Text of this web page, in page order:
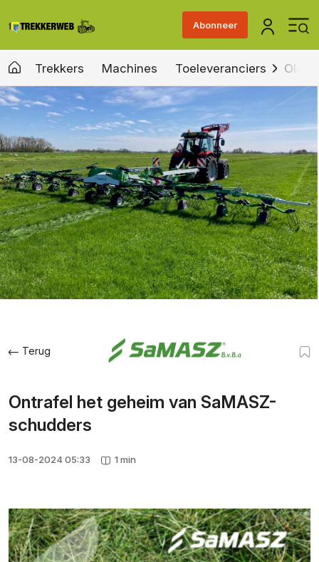
Abonneer
Trekkers Machines Toeleveranciers Old &
Terug
Ontrafel het geheim van SaMASZ-
schudders
13-08-2024 05:33 1 min